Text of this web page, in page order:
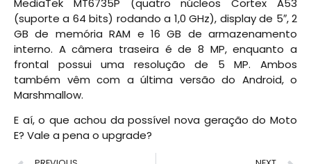
(suporte a 64 bits) rodando a 1,0 GHz), display de 5″, 2
GB de memória RAM e 16 GB de armazenamento
interno. A câmera traseira é de 8 MP, enquanto a
frontal possui uma resolução de 5 MP. Ambos
também vêm com a última versão do Android, o
Marshmallow.
E aí, o que achou da possível nova geração do Moto
E? Vale a pena o upgrade?